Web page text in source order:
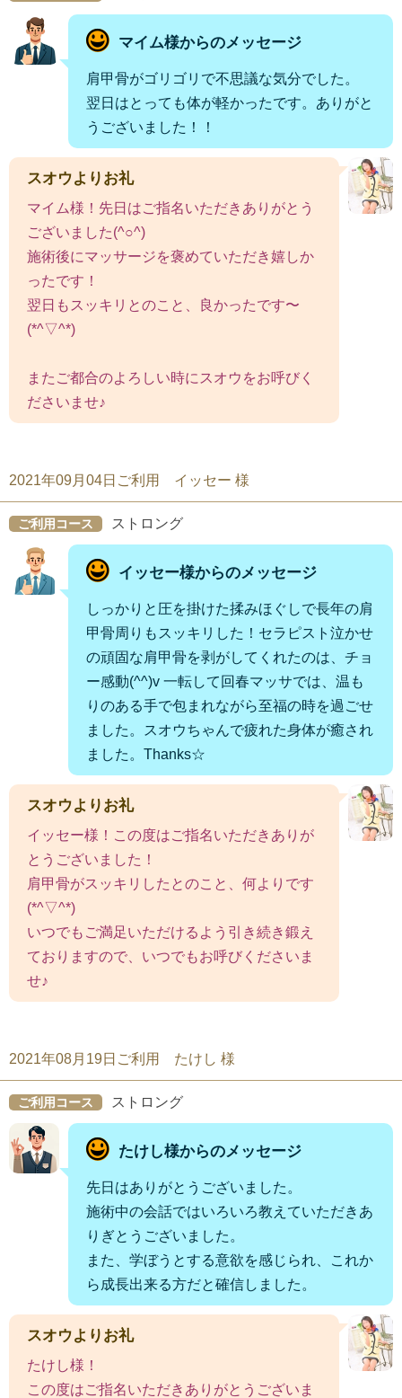
マイム様からのメッセージ
肩甲骨がゴリゴリで不思議な気分でした。
翌日はとっても体が軽かったです。ありがと
うございました！！
スオウよりお礼
マイム様！先日はご指名いただきありがとう
ございました(^○^)
施術後にマッサージを褒めていただき嬉しか
ったです！
翌日もスッキリとのこと、良かったです〜
(*^▽^*)
またご都合のよろしい時にスオウをお呼びく
ださいませ♪
2021年09月04日ご利用 イッセー 様
ご利用コース ストロング
イッセー様からのメッセージ
しっかりと圧を掛けた揉みほぐしで長年の肩
甲骨周りもスッキリした！セラピスト泣かせ
の頑固な肩甲骨を剥がしてくれたのは、チョ
ー感動(^^)v 一転して回春マッサでは、温も
りのある手で包まれながら至福の時を過ごせ
ました。スオウちゃんで疲れた身体が癒され
ました。Thanks☆
スオウよりお礼
イッセー様！この度はご指名いただきありが
とうございました！
肩甲骨がスッキリしたとのこと、何よりです
(*^▽^*)
いつでもご満足いただけるよう引き続き鍛え
ておりますので、いつでもお呼びくださいま
せ♪
2021年08月19日ご利用 たけし 様
ご利用コース ストロング
たけし様からのメッセージ
先日はありがとうございました。
施術中の会話ではいろいろ教えていただきあ
りぎとうございました。
また、学ぼうとする意欲を感じられ、これか
ら成長出来る方だと確信しました。
スオウよりお礼
たけし様！
この度はご指名いただきありがとうございま